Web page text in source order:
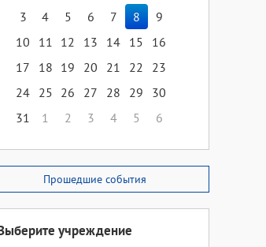
3
4 5 6 7 8
9
10
11 12 13 14 15
16
17
18 19 20 21 22
23
24 25 26 27 28 29
30
31
1 2 3 4 5 6
Прошедшие события
учреждение